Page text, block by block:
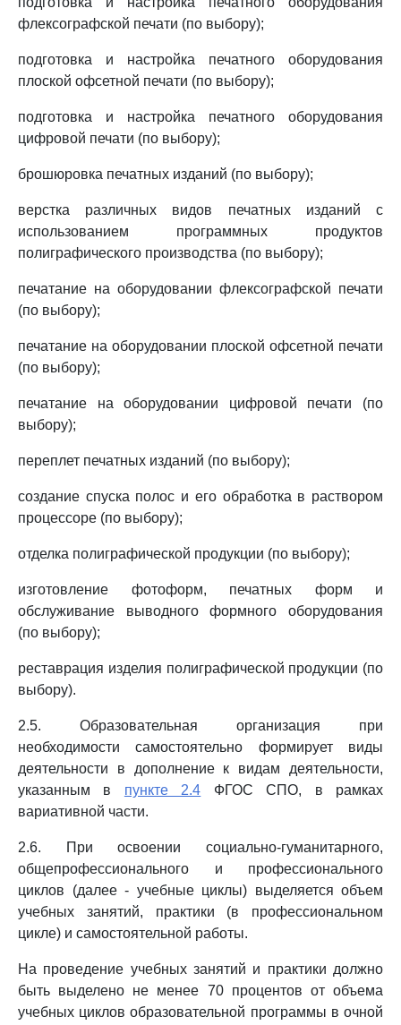
флексографской печати (по выбору);
подготовка и настройка печатного оборудования
плоской офсетной печати (по выбору);
подготовка и настройка печатного оборудования
цифровой печати (по выбору);
брошюровка печатных изданий (по выбору);
верстка различных видов печатных изданий с
использованием программных продуктов
полиграфического производства (по выбору);
печатание на оборудовании флексографской печати
(по выбору);
печатание на оборудовании плоской офсетной печати
(по выбору);
печатание на оборудовании цифровой печати (по
выбору);
переплет печатных изданий (по выбору);
создание спуска полос и его обработка в раствором
процессоре (по выбору);
отделка полиграфической продукции (по выбору);
изготовление фотоформ, печатных форм и
обслуживание выводного формного оборудования
(по выбору);
реставрация изделия полиграфической продукции (по
выбору).
2.5. Образовательная организация при
необходимости самостоятельно формирует виды
деятельности в дополнение к видам деятельности,
указанным в пункте 2.4 ФГОС СПО, в рамках
вариативной части.
2.6. При освоении социально-гуманитарного,
общепрофессионального и профессионального
циклов (далее - учебные циклы) выделяется объем
учебных занятий, практики (в профессиональном
цикле) и самостоятельной работы.
На проведение учебных занятий и практики должно
быть выделено не менее 70 процентов от объема
учебных циклов образовательной программы в очной